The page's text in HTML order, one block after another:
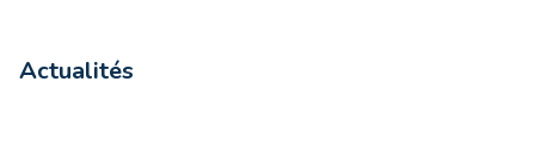
Actualités